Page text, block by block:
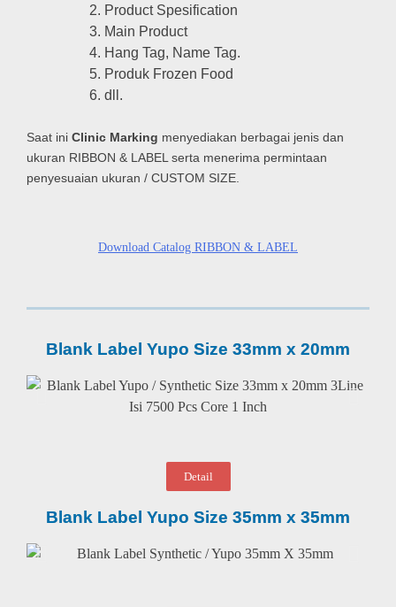
Product Spesification
Main Product
Hang Tag, Name Tag.
Produk Frozen Food
dll.
Saat ini Clinic Marking menyediakan berbagai jenis dan
ukuran RIBBON & LABEL serta menerima permintaan
penyesuaian ukuran / CUSTOM SIZE.
Download Catalog RIBBON & LABEL
Blank Label Yupo Size 33mm x 20mm
Detail
Blank Label Yupo Size 35mm x 35mm